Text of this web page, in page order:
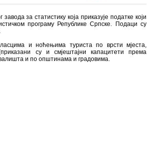
за статистику која приказује податке који
програму Републике Српске. Подаци су
и ноћењима туриста по врсти мјеста,
су и смјештајни капацитети према
и по општинама и градовима.